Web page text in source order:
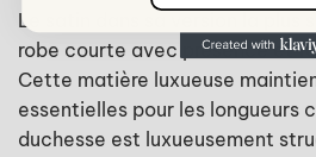
Le satin dans sa version la plus
robe courte avec présence et
Cette matière luxueuse
essentielles pour les longueurs
duchesse est luxueusement